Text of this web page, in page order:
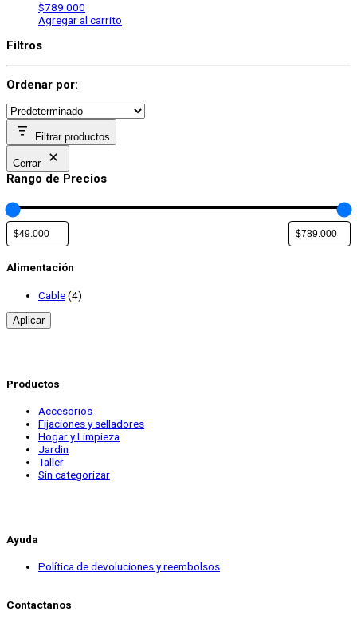
$789.000
Agregar al carrito
Filtros
Ordenar por:
Filtrar productos
Cerrar
Rango de Precios
Alimentación
Cable(4)
Aplicar
Productos
Accesorios
Fijaciones y selladores
Hogar y Limpieza
Jardin
Taller
Sin categorizar
Ayuda
Política de devoluciones y reembolsos
Contactanos